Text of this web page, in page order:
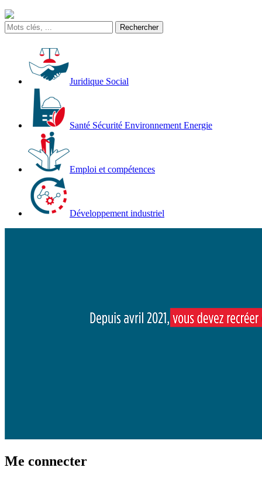
Juridique Social
Santé Sécurité Environnement Energie
Emploi et compétences
Développement industriel
Me connecter